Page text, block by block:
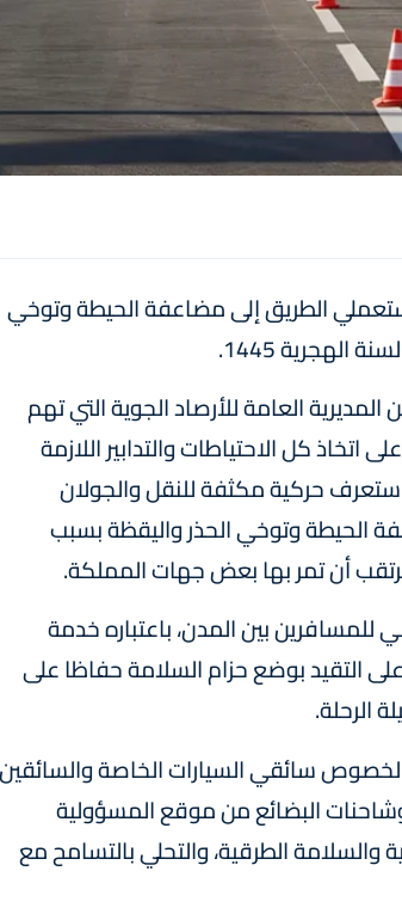
الطريق إلى مضاعفة الحيطة وتوخي
1445.
المديرية العامة للأرصاد الجوية التي تهم
المملكة ابتداء من اليوم الجمعة 14 يونيو 2024، على اتخاذ كل الاحتياطات والتدابير اللازمة
ستعرف حركية مكثفة للنقل والجولان
الحيطة وتوخي الحذر واليقظة بسبب
أن تمر بها بعض جهات المملكة.
للمسافرين بين المدن، باعتباره خدمة
التقيد بوضع حزام السلامة حفاظا على
الرحلة.
سائقي السيارات الخاصة والسائقين
البضائع من موقع المسؤولية
والسلامة الطرقية، والتحلي بالتسامح مع